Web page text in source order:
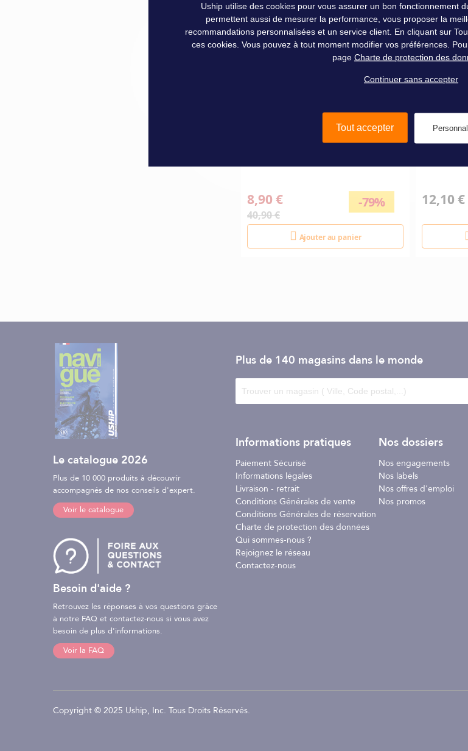
CAGOULE NEOPRENE - S - JOBE
-79%
8,90 €
40,90 €
Ajouter au panier
12,10 €
Le catalogue 2026
Plus de 10 000 produits à découvrir
accompagnés de nos conseils d'expert.
Voir le catalogue
Besoin d'aide ?
Retrouvez les réponses à vos questions grâce
à notre FAQ et contactez-nous si vous avez
besoin de plus d'informations.
Voir la FAQ
Plus de 140 magasins dans le monde
Informations pratiques
Paiement Sécurisé
Informations légales
Livraison - retrait
Conditions Générales de vente
Conditions Générales de réservation
Charte de protection des données
Qui sommes-nous ?
Rejoignez le réseau
Contactez-nous
Nos dossiers
Nos engagements
Nos labels
Nos offres d'emploi
Nos promos
Copyright © 2025 Uship, Inc. Tous Droits Réservés.
Uship utilise des cookies pour vous assurer un bon fonctionnement
permettent aussi de mesurer la performance, vous proposer la
recommandations personnalisées et un service client. En cliquant sur
ces cookies. Vous pouvez à tout moment modifier vos préférences.
page Charte de protection des
Continuer sans accepter
Tout accepter